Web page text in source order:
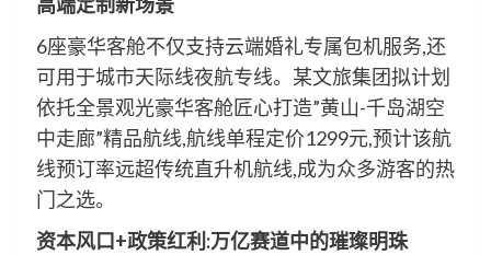
6座豪华客舱不仅支持云端婚礼专属包机服务,还
可用于城市天际线夜航专线。某文旅集团拟计划
依托全景观光豪华客舱匠心打造”黄山-千岛湖空
中走廊”精品航线,航线单程定价1299元,预计该航
线预订率远超传统直升机航线,成为众多游客的热
门之选。
资本风口+政策红利:万亿赛道中的璀璨明珠